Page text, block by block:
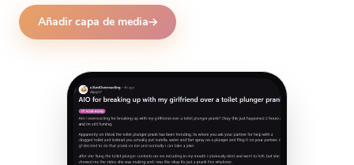
Añadir capa de media